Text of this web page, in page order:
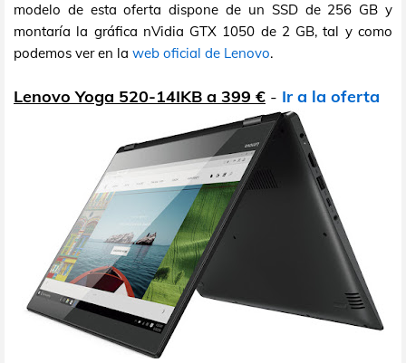
modelo de esta oferta dispone de un SSD de 256 GB y
montaría la gráfica nVidia GTX 1050 de 2 GB, tal y como
podemos ver en la web oficial de Lenovo.
Lenovo Yoga 520-14IKB a 399 € - Ir a la oferta